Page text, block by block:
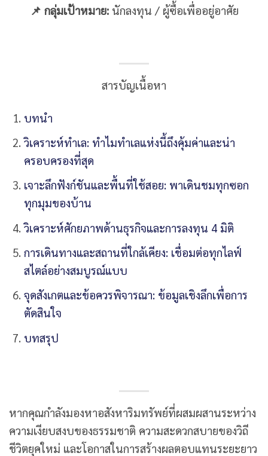
📌 กลุ่มเป้าหมาย:นักลงทุน / ผู้ซื้อเพื่ออยู่อาศัย
สารบัญเนื้อหา
บทนำ
วิเคราะห์ทำเล: ทำไมทำเลแห่งนี้ถึงคุ้มค่าและน่า
ครอบครองที่สุด
เจาะลึกฟังก์ชันและพื้นที่ใช้สอย: พาเดินชมทุกซอก
ทุกมุมของบ้าน
วิเคราะห์ศักยภาพด้านธุรกิจและการลงทุน 4 มิติ
การเดินทางและสถานที่ใกล้เคียง: เชื่อมต่อทุกไลฟ์
สไตล์อย่างสมบูรณ์แบบ
จุดสังเกตและข้อควรพิจารณา: ข้อมูลเชิงลึกเพื่อการ
ตัดสินใจ
บทสรุป
หากคุณกำลังมองหาอสังหาริมทรัพย์ที่ผสมผสานระหว่าง
ความเงียบสงบของธรรมชาติ ความสะดวกสบายของวิถี
ชีวิตยุคใหม่ และโอกาสในการสร้างผลตอบแทนระยะยาว